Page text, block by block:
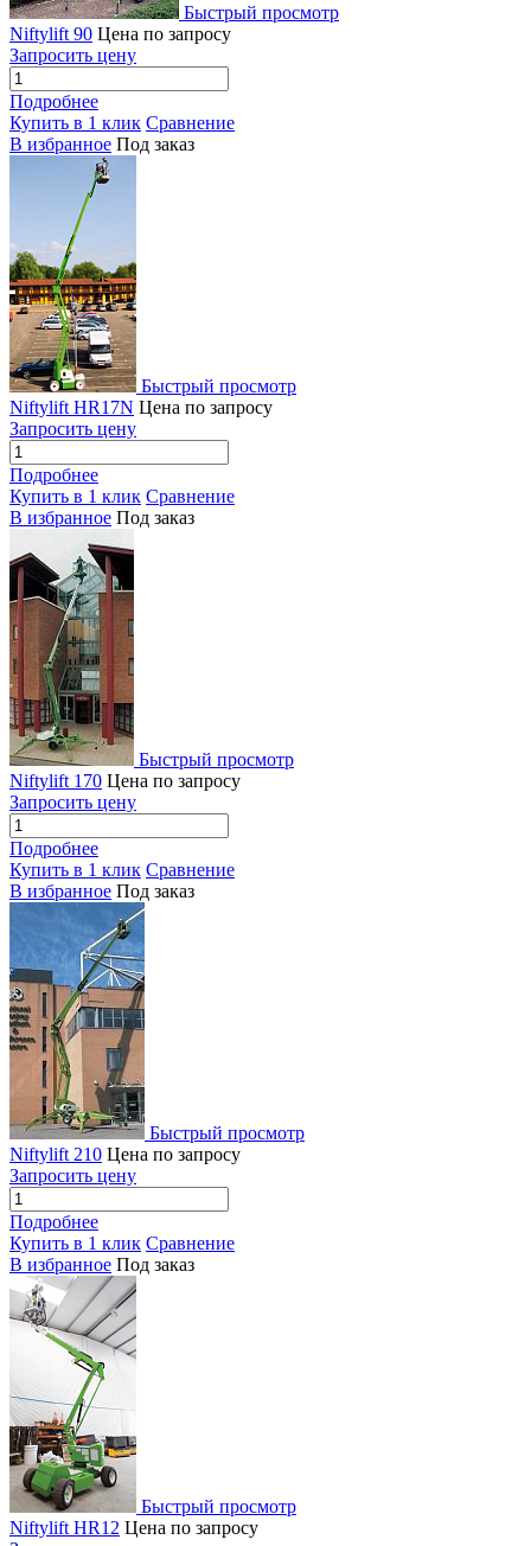
Быстрый просмотр
Niftylift 90 Цена по запросу
Запросить цену
Подробнее
Купить в 1 клик Сравнение
В избранное Под заказ
Быстрый просмотр
Niftylift HR17N Цена по запросу
Запросить цену
Подробнее
Купить в 1 клик Сравнение
В избранное Под заказ
Быстрый просмотр
Niftylift 170 Цена по запросу
Запросить цену
Подробнее
Купить в 1 клик Сравнение
В избранное Под заказ
Быстрый просмотр
Niftylift 210 Цена по запросу
Запросить цену
Подробнее
Купить в 1 клик Сравнение
В избранное Под заказ
Быстрый просмотр
Niftylift HR12 Цена по запросу